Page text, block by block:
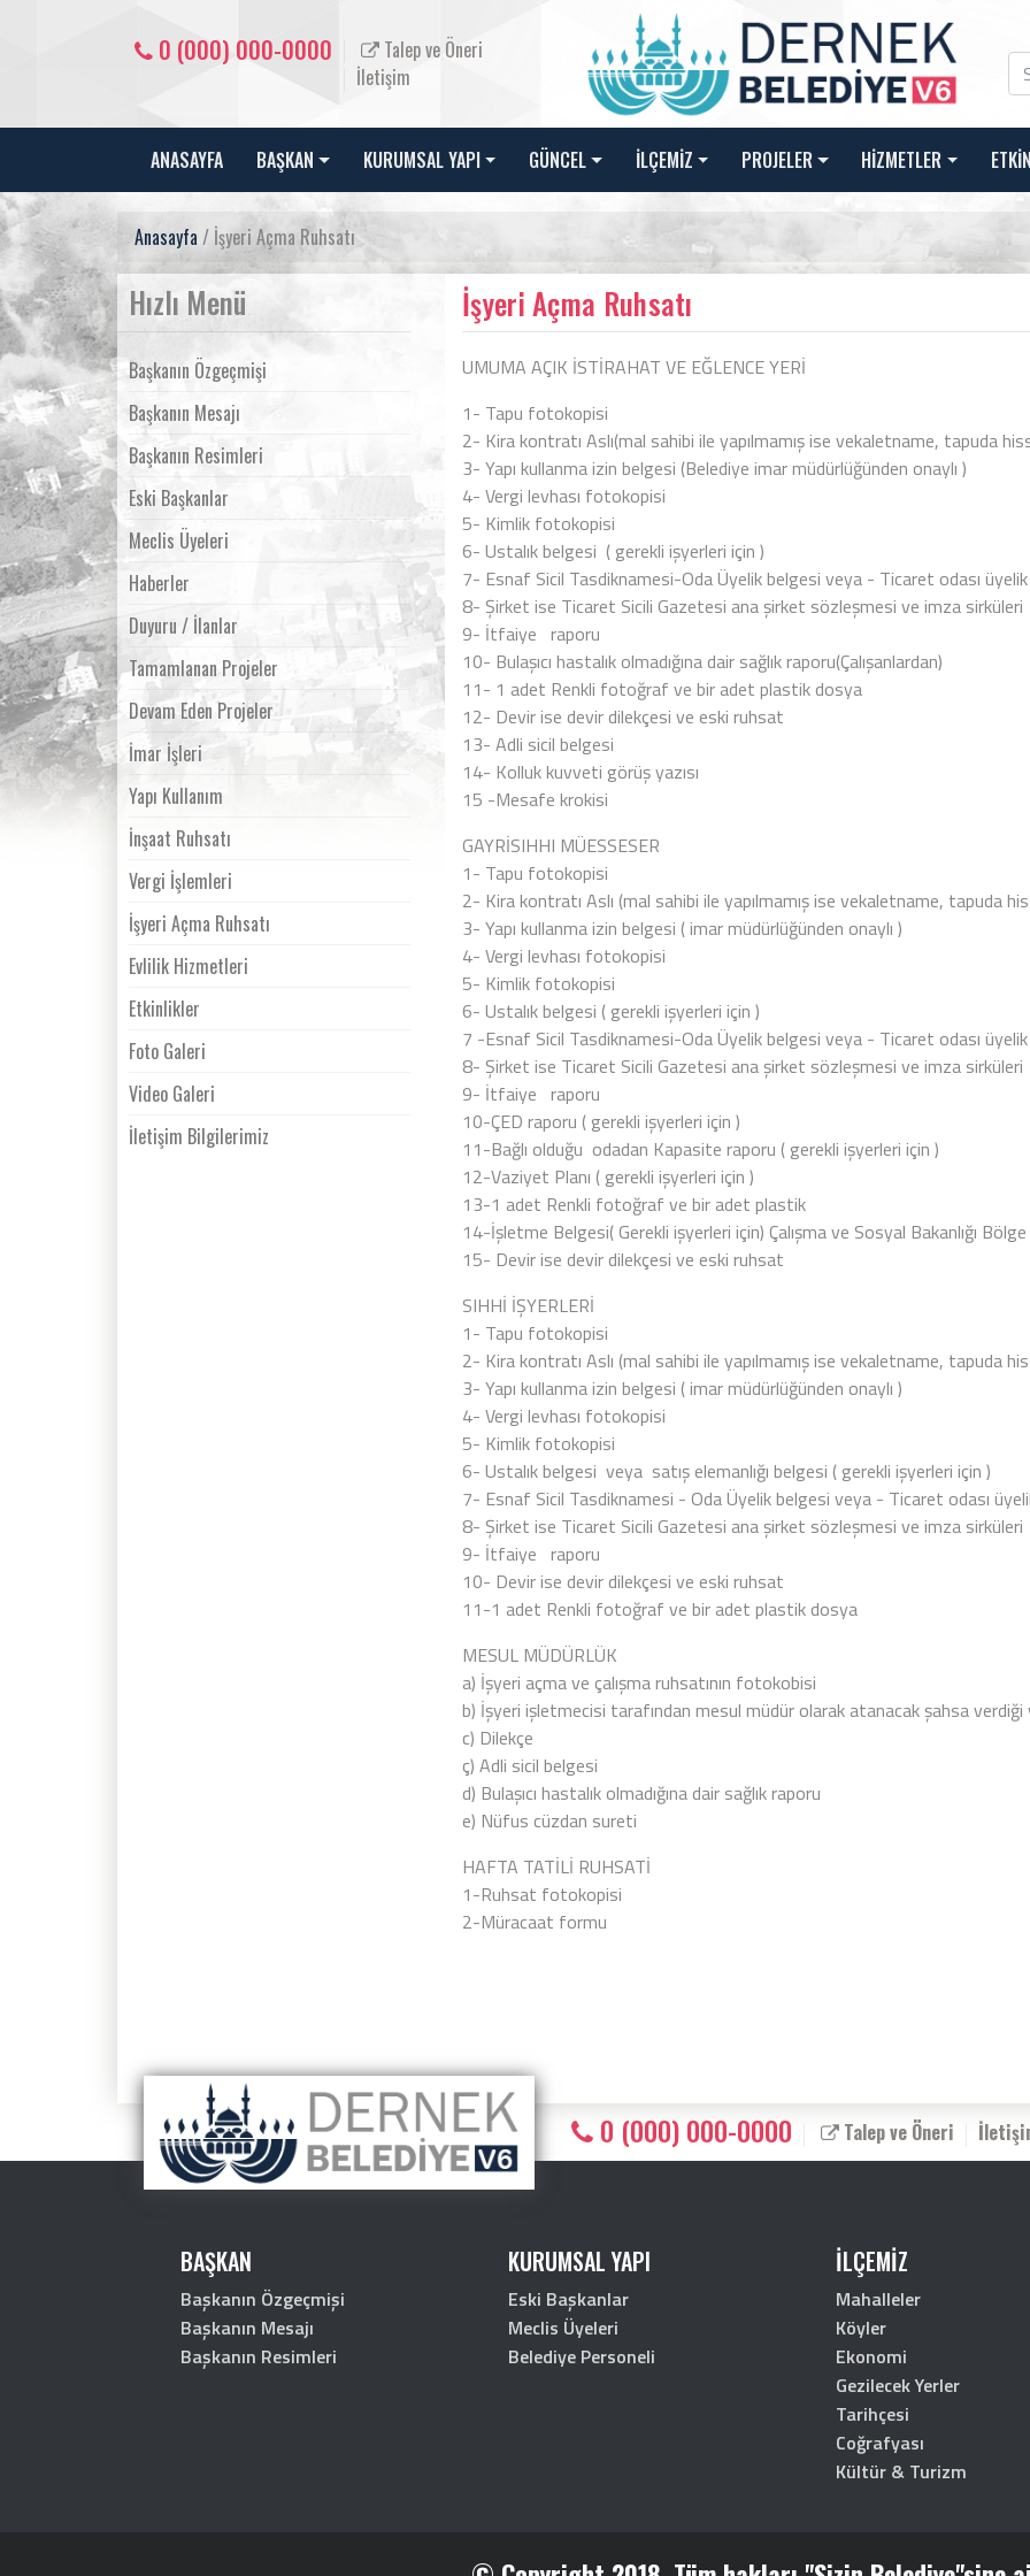
0 (000) 000-0000
Talep ve Öneri
İletişim
ANASAYFA BAŞKAN KURUMSAL YAPI GÜNCEL İLÇEMİZ PROJELER HİZMETLER
Anasayfa / İşyeri Açma Ruhsatı
Hızlı Menü
Başkanın Özgeçmişi
Başkanın Mesajı
Başkanın Resimleri
Eski Başkanlar
Meclis Üyeleri
Haberler
Duyuru / İlanlar
Tamamlanan Projeler
Devam Eden Projeler
İmar İşleri
Yapı Kullanım
İnşaat Ruhsatı
Vergi İşlemleri
İşyeri Açma Ruhsatı
Evlilik Hizmetleri
Etkinlikler
Foto Galeri
Video Galeri
İletişim Bilgilerimiz
İşyeri Açma Ruhsatı
UMUMA AÇIK İSTİRAHAT VE EĞLENCE YERİ
1- Tapu fotokopisi
2- Kira kontratı Aslı(mal sahibi ile yapılmamış ise vekaletname, tapuda
3- Yapı kullanma izin belgesi (Belediye imar müdürlüğünden onaylı )
4- Vergi levhası fotokopisi
5- Kimlik fotokopisi
6- Ustalık belgesi ( gerekli işyerleri için )
7- Esnaf Sicil Tasdiknamesi-Oda Üyelik belgesi veya - Ticaret odası
8- Şirket ise Ticaret Sicili Gazetesi ana şirket sözleşmesi ve imza sirküleri
9- İtfaiye raporu
10- Bulaşıcı hastalık olmadığına dair sağlık raporu(Çalışanlardan)
11- 1 adet Renkli fotoğraf ve bir adet plastik dosya
12- Devir ise devir dilekçesi ve eski ruhsat
13- Adli sicil belgesi
14- Kolluk kuvveti görüş yazısı
15 -Mesafe krokisi
GAYRİSIHHI MÜESSESER
1- Tapu fotokopisi
2- Kira kontratı Aslı (mal sahibi ile yapılmamış ise vekaletname,
3- Yapı kullanma izin belgesi ( imar müdürlüğünden onaylı )
4- Vergi levhası fotokopisi
5- Kimlik fotokopisi
6- Ustalık belgesi ( gerekli işyerleri için )
7 -Esnaf Sicil Tasdiknamesi-Oda Üyelik belgesi veya - Ticaret odası
8- Şirket ise Ticaret Sicili Gazetesi ana şirket sözleşmesi ve imza sirküleri
9- İtfaiye raporu
10-ÇED raporu ( gerekli işyerleri için )
11-Bağlı olduğu odadan Kapasite raporu ( gerekli işyerleri için )
12-Vaziyet Planı ( gerekli işyerleri için )
13-1 adet Renkli fotoğraf ve bir adet plastik
14-İşletme Belgesi( Gerekli işyerleri için) Çalışma ve Sosyal Bakanlığı
15- Devir ise devir dilekçesi ve eski ruhsat
SIHHİ İŞYERLERİ
1- Tapu fotokopisi
2- Kira kontratı Aslı (mal sahibi ile yapılmamış ise vekaletname, tapuda
3- Yapı kullanma izin belgesi ( imar müdürlüğünden onaylı )
4- Vergi levhası fotokopisi
5- Kimlik fotokopisi
6- Ustalık belgesi veya satış elemanlığı belgesi ( gerekli işyerleri için )
7- Esnaf Sicil Tasdiknamesi - Oda Üyelik belgesi veya - Ticaret odası
8- Şirket ise Ticaret Sicili Gazetesi ana şirket sözleşmesi ve imza sirküleri
9- İtfaiye raporu
10- Devir ise devir dilekçesi ve eski ruhsat
11-1 adet Renkli fotoğraf ve bir adet plastik dosya
MESUL MÜDÜRLÜK
a) İşyeri açma ve çalışma ruhsatının fotokobisi
b) İşyeri işletmecisi tarafından mesul müdür olarak atanacak şahsa
c) Dilekçe
ç) Adli sicil belgesi
d) Bulaşıcı hastalık olmadığına dair sağlık raporu
e) Nüfus cüzdan sureti
HAFTA TATİLİ RUHSATİ
1-Ruhsat fotokopisi
2-Müracaat formu
0 (000) 000-0000 Talep ve Öneri
BAŞKAN
Başkanın Özgeçmişi
Başkanın Mesajı
Başkanın Resimleri
KURUMSAL YAPI
Eski Başkanlar
Meclis Üyeleri
Belediye Personeli
İLÇEMİZ
Mahalleler
Köyler
Ekonomi
Gezilecek Yerler
Tarihçesi
Coğrafyası
Kültür & Turizm